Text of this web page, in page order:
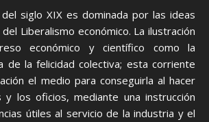
siglo XIX es dominada por las ideas
Liberalismo económico. La ilustración
económico y científico como la
de la felicidad colectiva; esta corriente
el medio para conseguirla al hacer
y los oficios, mediante una instrucción
útiles al servicio de la industria y el